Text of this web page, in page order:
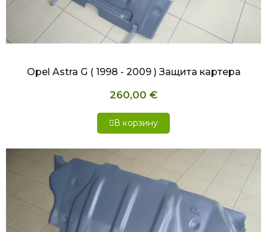
БЫСТРЫЙ ПРОСМОТР
Opel Astra G ( 1998 - 2009 ) Защита картера
260,00 €
В корзину